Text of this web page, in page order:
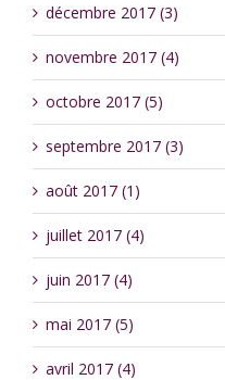
décembre 2017 (3)
novembre 2017 (4)
octobre 2017 (5)
septembre 2017 (3)
août 2017 (1)
juillet 2017 (4)
juin 2017 (4)
mai 2017 (5)
avril 2017 (4)